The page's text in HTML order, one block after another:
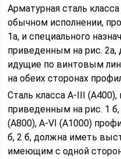
Арматурная сталь
обычном исполнении,
1а, и специального
приведенным на рис.
идущие по винтовым
на обеих сторонах
Сталь класса A-III
приведенным на рис. 1
(А800), A-VI (А1000)
б, 2 б, должна иметь
имеющим с одной